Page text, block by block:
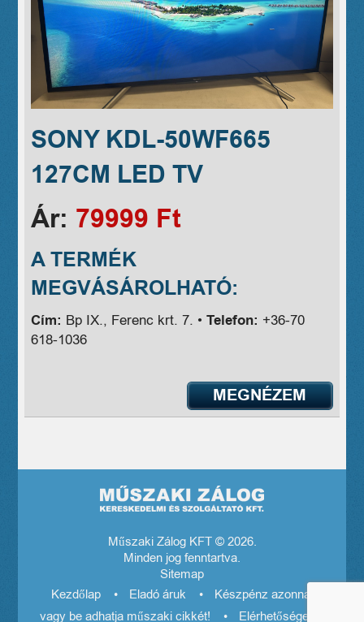
SONY KDL-50WF665
127CM LED TV
Ár: 79999 Ft
A TERMÉK
MEGVÁSÁROLHATÓ:
Cím: Bp IX., Ferenc krt. 7. •Telefon: +36-70
618-1036
MEGNÉZEM
Műszaki Zálog KFT © 2026.
Minden jog fenntartva.
Sitemap
Kezdőlap
Eladó áruk
Készpénz azonnal! El
vagy be adhatja műszaki cikkét!
Elérhetőségeink